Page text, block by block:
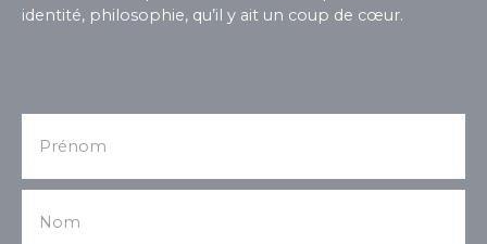
identité, philosophie, qu’il y ait un coup de cœur.
Prénom
Nom